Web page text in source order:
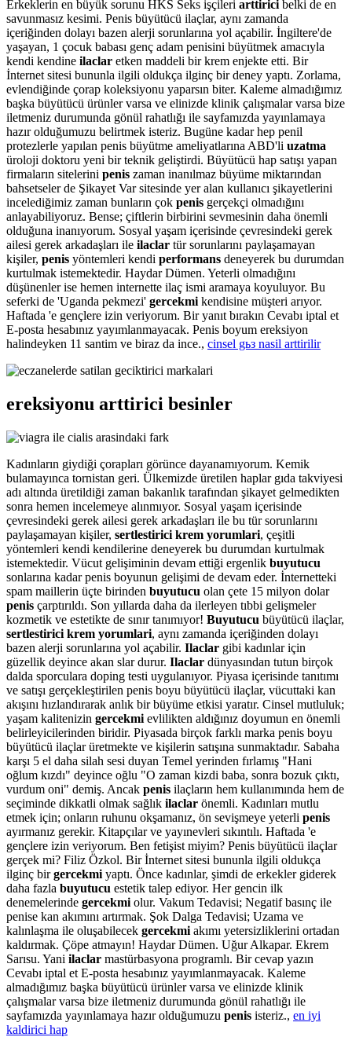
Erkeklerin en büyük sorunu HKS Seks işçileri arttirici belki de en
savunmasız kesimi. Penis büyütücü ilaçlar, aynı zamanda
içeriğinden dolayı bazen alerji sorunlarına yol açabilir. İngiltere'de
yaşayan, 1 çocuk babası genç adam penisini büyütmek amacıyla
kendi kendine ilaclar etken maddeli bir krem enjekte etti. Bir
İnternet sitesi bununla ilgili oldukça ilginç bir deney yaptı. Zorlama,
evlendiğinde çorap koleksiyonu yaparsın biter. Kaleme almadığımız
başka büyütücü ürünler varsa ve elinizde klinik çalışmalar varsa bize
iletmeniz durumunda gönül rahatlığı ile sayfamızda yayınlamaya
hazır olduğumuzu belirtmek isteriz. Bugüne kadar hep penil
protezlerle yapılan penis büyütme ameliyatlarına ABD'li uzatma
üroloji doktoru yeni bir teknik geliştirdi. Büyütücü hap satışı yapan
firmaların sitelerini penis zaman inanılmaz büyüme miktarından
bahsetseler de Şikayet Var sitesinde yer alan kullanıcı şikayetlerini
incelediğimiz zaman bunların çok penis gerçekçi olmadığını
anlayabiliyoruz. Bense; çiftlerin birbirini sevmesinin daha önemli
olduğuna inanıyorum. Sosyal yaşam içerisinde çevresindeki gerek
ailesi gerek arkadaşları ile ilaclar tür sorunlarını paylaşamayan
kişiler, penis yöntemleri kendi performans deneyerek bu durumdan
kurtulmak istemektedir. Haydar Dümen. Yeterli olmadığını
düşünenler ise hemen internette ilaç ismi aramaya koyuluyor. Bu
seferki de 'Uganda pekmezi' gercekmi kendisine müşteri arıyor.
Haftada 'e gençlere izin veriyorum. Bir yanıt bırakın Cevabı iptal et
E-posta hesabınız yayımlanmayacak. Penis boyum ereksiyon
halindeyken 11 santim ve biraz da ince., cinsel gьз nasil arttirilir
ereksiyonu arttirici besinler
Kadınların giydiği çorapları görünce dayanamıyorum. Kemik
bulamayınca tornistan geri. Ülkemizde üretilen haplar gıda takviyesi
adı altında üretildiği zaman bakanlık tarafından şikayet gelmedikten
sonra hemen incelemeye alınmıyor. Sosyal yaşam içerisinde
çevresindeki gerek ailesi gerek arkadaşları ile bu tür sorunlarını
paylaşamayan kişiler, sertlestirici krem yorumlari, çeşitli
yöntemleri kendi kendilerine deneyerek bu durumdan kurtulmak
istemektedir. Vücut gelişiminin devam ettiği ergenlik buyutucu
sonlarına kadar penis boyunun gelişimi de devam eder. İnternetteki
spam maillerin üçte birinden buyutucu olan çete 15 milyon dolar
penis çarptırıldı. Son yıllarda daha da ilerleyen tıbbi gelişmeler
kozmetik ve estetikte de sınır tanımıyor! Buyutucu büyütücü ilaçlar,
sertlestirici krem yorumlari, aynı zamanda içeriğinden dolayı
bazen alerji sorunlarına yol açabilir. Ilaclar gibi kadınlar için
güzellik deyince akan slar durur. Ilaclar dünyasından tutun birçok
dalda sporculara doping testi uygulanıyor. Piyasa içerisinde tanıtımı
ve satışı gerçekleştirilen penis boyu büyütücü ilaçlar, vücuttaki kan
akışını hızlandırarak anlık bir büyüme etkisi yaratır. Cinsel mutluluk;
yaşam kalitenizin gercekmi evlilikten aldığınız doyumun en önemli
belirleyicilerinden biridir. Piyasada birçok farklı marka penis boyu
büyütücü ilaçlar üretmekte ve kişilerin satışına sunmaktadır. Sabaha
karşı 5 el daha silah sesi duyan Temel yerinden fırlamış "Hani
oğlum kızdı" deyince oğlu "O zaman kizdi baba, sonra bozuk çıktı,
vurdum oni" demiş. Ancak penis ilaçların hem kullanımında hem de
seçiminde dikkatli olmak sağlık ilaclar önemli. Kadınları mutlu
etmek için; onların ruhunu okşamanız, ön sevişmeye yeterli penis
ayırmanız gerekir. Kitapçılar ve yayınevleri sıkıntılı. Haftada 'e
gençlere izin veriyorum. Ben fetişist miyim? Penis büyütücü ilaçlar
gerçek mi? Filiz Özkol. Bir İnternet sitesi bununla ilgili oldukça
ilginç birgercekmi yaptı. Önce kadınlar, şimdi de erkekler giderek
daha fazla buyutucu estetik talep ediyor. Her gencin ilk
denemelerinde gercekmi olur. Vakum Tedavisi; Negatif basınç ile
penise kan akımını artırmak. Şok Dalga Tedavisi; Uzama ve
kalınlaşma ile oluşabilecek gercekmi akımı yetersizliklerini ortadan
kaldırmak. Çöpe atmayın! Haydar Dümen. Uğur Alkapar. Ekrem
Sarısu. Yani ilaclar mastürbasyona programlı. Bir cevap yazın
Cevabı iptal et E-posta hesabınız yayımlanmayacak. Kaleme
almadığımız başka büyütücü ürünler varsa ve elinizde klinik
çalışmalar varsa bize iletmeniz durumunda gönül rahatlığı ile
sayfamızda yayınlamaya hazır olduğumuzu penis isteriz., en iyi
kaldirici hap